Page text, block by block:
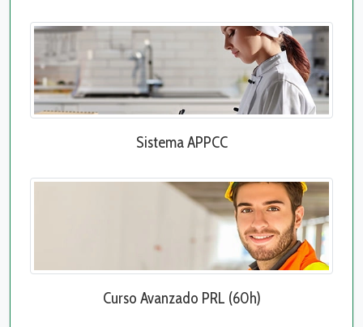
Sistema APPCC
Curso Avanzado PRL (60h)